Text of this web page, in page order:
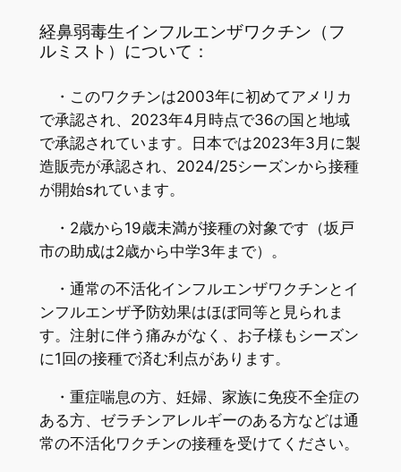
経鼻弱毒生インフルエンザワクチン（フ
ルミスト）について：
・このワクチンは2003年に初めてアメリカ
で承認され、2023年4月時点で36の国と地域
で承認されています。日本では2023年3月に製
造販売が承認され、2024/25シーズンから接種
が開始sれています。
・2歳から19歳未満が接種の対象です（坂戸
市の助成は2歳から中学3年まで）。
・通常の不活化インフルエンザワクチンとイ
ンフルエンザ予防効果はほぼ同等と見られま
す。注射に伴う痛みがなく、お子様もシーズン
に1回の接種で済む利点があります。
・重症喘息の方、妊婦、家族に免疫不全症の
ある方、ゼラチンアレルギーのある方などは通
常の不活化ワクチンの接種を受けてください。